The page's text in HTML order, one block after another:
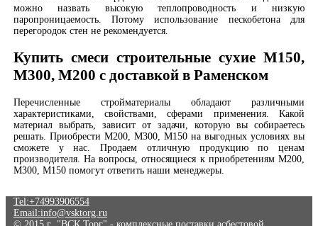
можно назвать высокую теплопроводность и низкую
паропроницаемость. Потому использование пескобетона для
перегородок стен не рекомендуется.
Купить смеси строительные сухие М150,
М300, М200 с доставкой в Раменском
Перечисленные стройматериалы обладают различными
характеристиками, свойствами, сферами применения. Какой
материал выбрать, зависит от задачи, которую вы собираетесь
решать. Приобрести М200, М300, М150 на выгодных условиях вы
сможете у нас. Продаем отличную продукцию по ценам
производителя. На вопросы, относящиеся к приобретениям М200,
М300, М150 помогут ответить наши менеджеры.
Tel:+74993906554
Email:info@vsktorg.ru